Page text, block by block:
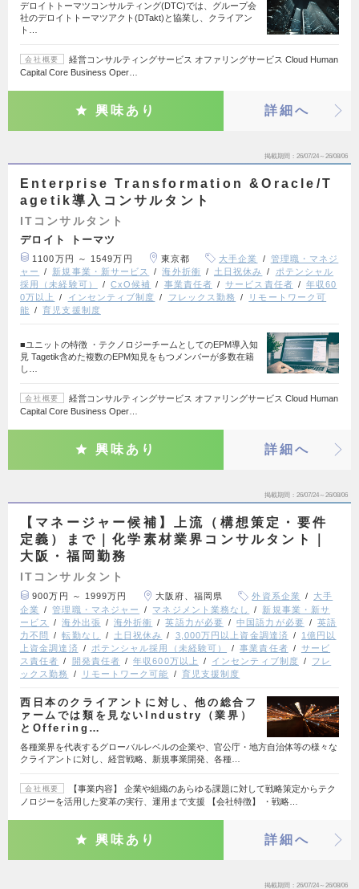
デロイトトーマツコンサルティング(DTC)では、グループ会
社のデロイトトーマツアクト(DTakt)と協業し、クライアン
ト…
会社概要
経営コンサルティングサービス オファリングサービス Cloud Human
Capital Core Business Oper…
興味あり 詳細へ
掲載期間 26/07/24～26/08/06
Enterprise Transformation &Oracle/T
agetik導入コンサルタント
ITコンサルタント
デロイト トーマツ
1100万円 ～ 1549万円 東京都 大手企業
管理職・マネジ
ャー
新規事業・新サービス 海外折衝 土日祝休み
ポテンシャル
採用（未経験可）
CxO候補 事業責任者 サービス責任者
年収60
0万以上
インセンティブ制度 フレックス勤務
リモートワーク可
能
育児支援制度
■ユニットの特徴 ・テクノロジーチームとしてのEPM導入知
見 Tagetik含めた複数のEPM知見をもつメンバーが多数在籍
し…
会社概要
経営コンサルティングサービス オファリングサービス Cloud Human
Capital Core Business Oper…
興味あり 詳細へ
掲載期間 26/07/24～26/08/06
【マネージャー候補】上流（構想策定・要件
定義）まで｜化学素材業界コンサルタント｜
大阪・福岡勤務
ITコンサルタント
900万円 ～ 1999万円 大阪府、福岡県 外資系企業
大手
企業
管理職・マネジャー マネジメント業務なし
新規事業・新サ
ービス
海外出張 海外折衝 英語力が必要 中国語力が必要
英語
力不問
転勤なし 土日祝休み 3,000万円以上資金調達済
1億円以
上資金調達済
ポテンシャル採用（未経験可） 事業責任者
サービ
ス責任者
開発責任者 年収600万以上 インセンティブ制度
フレ
ックス勤務
リモートワーク可能 育児支援制度
西日本のクライアントに対し、他の総合フ
ァームでは類を見ないIndustry（業界）
とOffering…
各種業界を代表するグローバルレベルの企業や、官公庁・地方自治体等の様々な
クライアントに対し、経営戦略、新規事業開発、各種…
会社概要
【事業内容】 企業や組織のあらゆる課題に対して戦略策定からテク
ノロジーを活用した変革の実行、運用まで支援 【会社特徴】 ・戦略…
興味あり 詳細へ
掲載期間 26/07/24～26/08/06